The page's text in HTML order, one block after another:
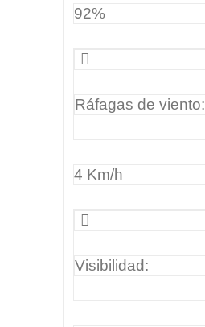
92%
Ráfagas de viento:
4 Km/h
Visibilidad: